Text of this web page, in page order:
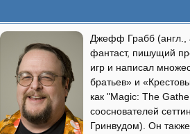
Джефф Грабб (англ.,
фантаст, пишущий
игр и написал
братьев» и
как "Magic: The
сооснователей
Гринвудом). Он